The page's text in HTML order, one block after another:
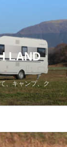
LAND
、キャンプ、ク